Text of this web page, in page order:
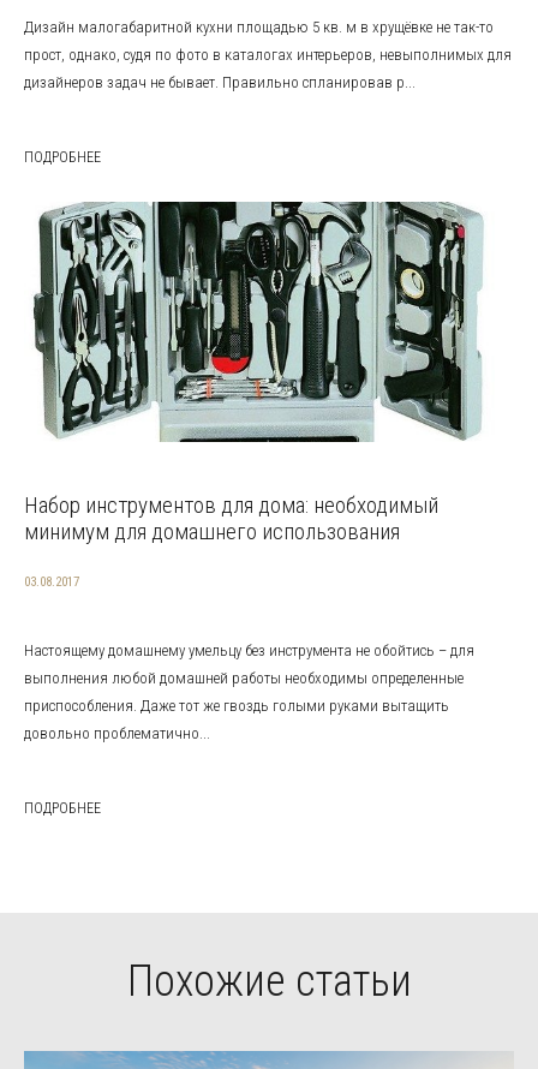
Дизайн малогабаритной кухни площадью 5 кв. м в хрущёвке не так-то
прост, однако, судя по фото в каталогах интерьеров, невыполнимых для
дизайнеров задач не бывает. Правильно спланировав р...
ПОДРОБНЕЕ
Набор инструментов для дома: необходимый
минимум для домашнего использования
03.08.2017
Настоящему домашнему умельцу без инструмента не обойтись – для
выполнения любой домашней работы необходимы определенные
приспособления. Даже тот же гвоздь голыми руками вытащить
довольно проблематично...
ПОДРОБНЕЕ
Похожие статьи